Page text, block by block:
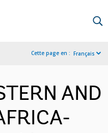
Cette page en : Français
AND